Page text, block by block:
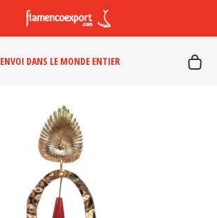
ENVOI DANS LE MONDE ENTIER